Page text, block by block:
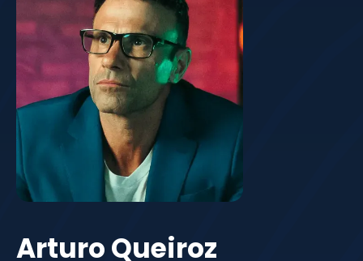
Arturo Queiroz